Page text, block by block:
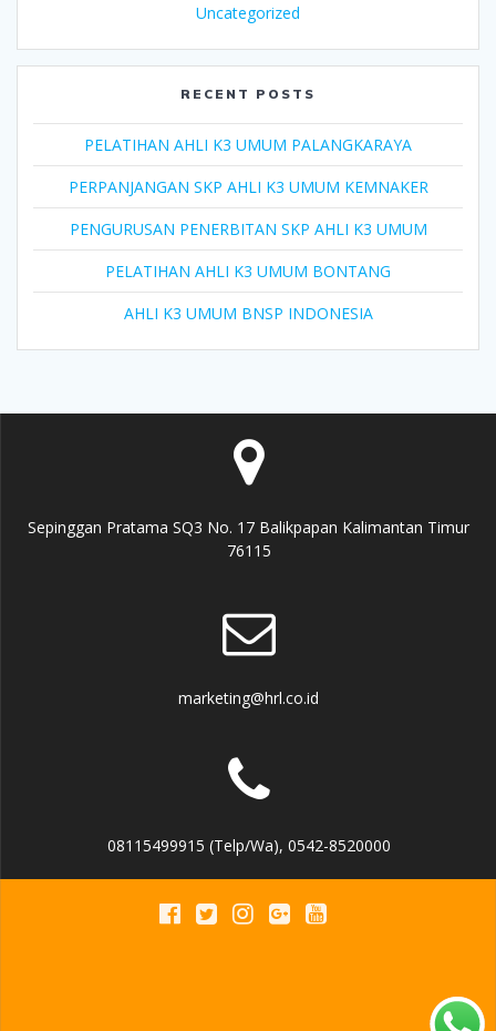
Uncategorized
RECENT POSTS
PELATIHAN AHLI K3 UMUM PALANGKARAYA
PERPANJANGAN SKP AHLI K3 UMUM KEMNAKER
PENGURUSAN PENERBITAN SKP AHLI K3 UMUM
PELATIHAN AHLI K3 UMUM BONTANG
AHLI K3 UMUM BNSP INDONESIA
Sepinggan Pratama SQ3 No. 17 Balikpapan Kalimantan Timur
76115
marketing@hrl.co.id
08115499915 (Telp/Wa), 0542-8520000